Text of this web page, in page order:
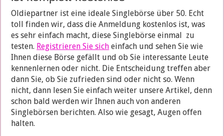
Oldiepartner ist eine ideale Singlebörse über 50. Echt
toll finden wir, dass die Anmeldung kostenlos ist, was
es sehr einfach macht, diese Singlebörse einmal zu
testen. Registrieren Sie sich einfach und sehen Sie wie
Ihnen diese Börse gefällt und ob Sie interessante Leute
kennenlernen oder nicht. Die Entscheidung treffen aber
dann Sie, ob Sie zufrieden sind oder nicht so. Wenn
nicht, dann lesen Sie einfach weiter unsere Artikel, denn
schon bald werden wir Ihnen auch von anderen
Singlebörsen berichten. Also wie gesagt, Augen offen
halten.